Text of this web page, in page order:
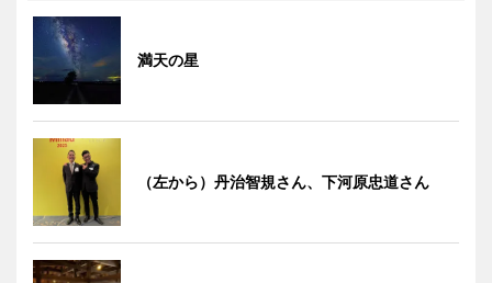
満天の星
（左から）丹治智規さん、下河原忠道さん